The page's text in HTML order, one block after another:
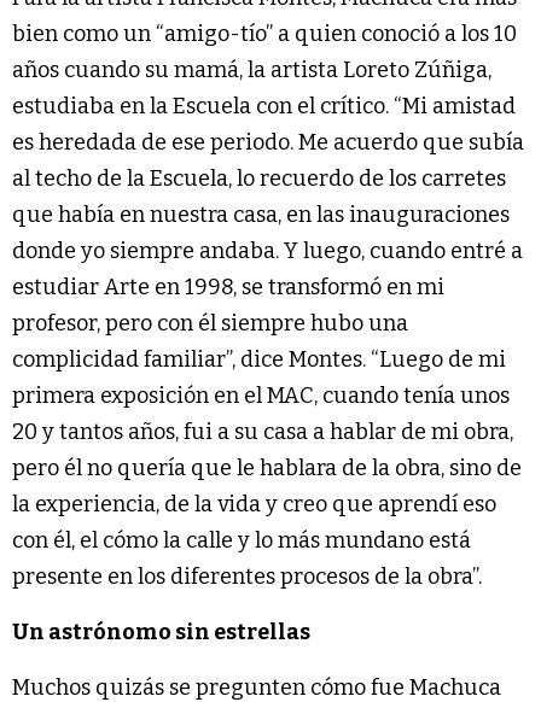
bien como un “amigo-tío” a quien conoció a los 10
años cuando su mamá, la artista Loreto Zúñiga,
estudiaba en la Escuela con el crítico. “Mi amistad
es heredada de ese periodo. Me acuerdo que subía
al techo de la Escuela, lo recuerdo de los carretes
que había en nuestra casa, en las inauguraciones
donde yo siempre andaba. Y luego, cuando entré a
estudiar Arte en 1998, se transformó en mi
profesor, pero con él siempre hubo una
complicidad familiar”, dice Montes. “Luego de mi
primera exposición en el MAC, cuando tenía unos
20 y tantos años, fui a su casa a hablar de mi obra,
pero él no quería que le hablara de la obra, sino de
la experiencia, de la vida y creo que aprendí eso
con él, el cómo la calle y lo más mundano está
presente en los diferentes procesos de la obra”.
Un astrónomo sin estrellas
Muchos quizás se pregunten cómo fue Machuca